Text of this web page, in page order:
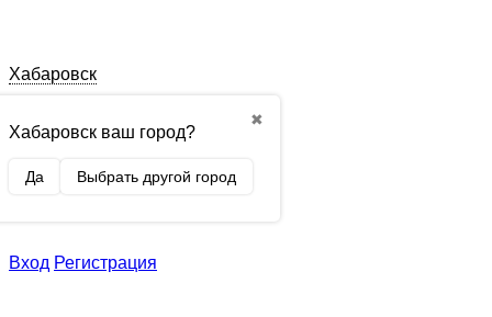
Хабаровск
✖
Хабаровск ваш город?
Да Выбрать другой город
Вход Регистрация